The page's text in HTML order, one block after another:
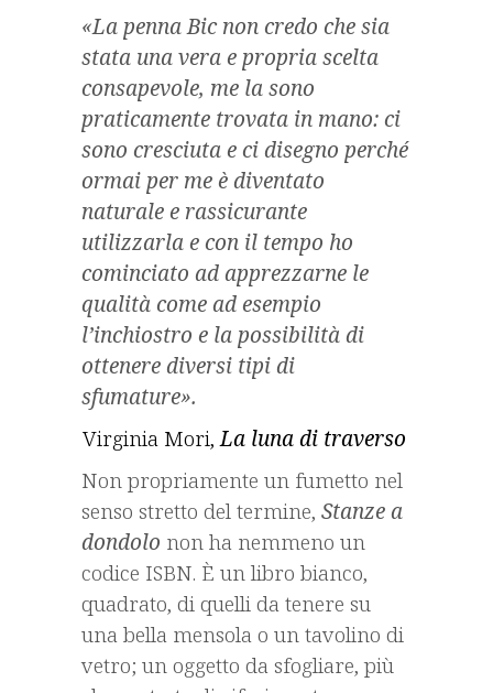
«La penna Bic non credo che sia
stata una vera e propria scelta
consapevole, me la sono
praticamente trovata in mano: ci
sono cresciuta e ci disegno perché
ormai per me è diventato
naturale e rassicurante
utilizzarla e con il tempo ho
cominciato ad apprezzarne le
qualità come ad esempio
l’inchiostro e la possibilità di
ottenere diversi tipi di
sfumature».
Virginia Mori,La luna di traverso
Non propriamente un fumetto nel
senso stretto del termine, Stanze a
dondolo non ha nemmeno un
codice ISBN. È un libro bianco,
quadrato, di quelli da tenere su
una bella mensola o un tavolino di
vetro; un oggetto da sfogliare, più